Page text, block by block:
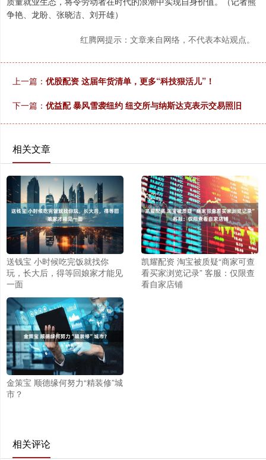
争艳、龙盼、张晓洁、刘开雄）
红腾网提示：文章来自网络，不代表本站观点。
上一篇： 优股配资 这届年货清单，更多“科技狠活儿”！
下一篇： 优益配 暴风雪袭纽约 纽交所与纳斯达克表示交易照旧
相关文章
送钱宝 小时候吃完饭就找你
玩，长大后，得等回娘家才能见
一面
凯耀配资 淘宝被质疑“商家可查
看买家浏览记录” 客服：仅限查
看自家店铺
金策宝 顺德缘何努力“精装修”城
市？
相关评论